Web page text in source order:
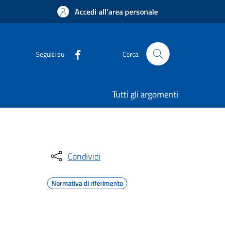
Accedi all'area personale
Seguici su Cerca
Tutti gli argomenti
Condividi
Normativa di riferimento